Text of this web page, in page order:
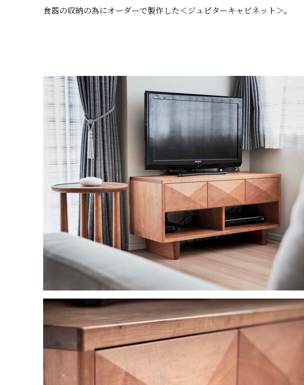
食器の収納の為にオーダーで製作した＜ジュピターキャビネット＞。